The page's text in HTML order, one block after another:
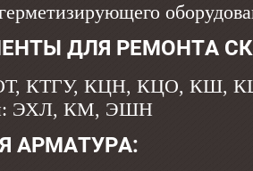
ДЛЯ РЕМОНТА
КТГУ, КЦН, КЦО, КШ,
ЭХЛ, КМ, ЭШН
АРМАТУРА: